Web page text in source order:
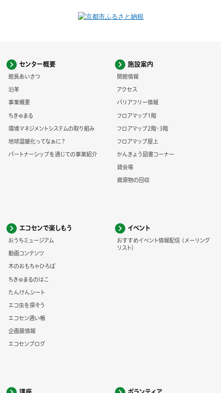
センター概要
館長あいさつ
沿革
事業概要
ちきゅまる
環境マネジメントシステムの取り組み
地球温暖化ってなぁに？
パートナーシップを通じての事業紹介
施設案内
開館情報
アクセス
バリアフリー情報
フロアマップ1階
フロアマップ2階・3階
フロアマップ屋上
かんきょう図書コーナー
貸会場
資源物の回収
エコセンで楽しもう
おうちミュージアム
動画コンテンツ
木のおもちゃひろば
ちきゅまるのはこ
たんけんシート
エコ虫を探そう
エコセン通い帳
企画展情報
エコセンブログ
イベント
おすすめイベント情報配信 (メーリング
リスト)
講座 ボランティア